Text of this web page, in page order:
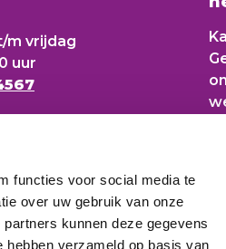
functies voor social media te
over uw gebruik van onze
kunnen deze gegevens
verzameld op basis van
m vrijdag
uur